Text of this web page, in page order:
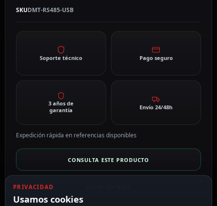
SKUDMT-RS485-USB
Soporte técnico Pago seguro
3 años de
garantía
Envío 24/48h
Expedición rápida en referencias disponibles
CONSULTA ESTE PRODUCTO
PRIVACIDAD
Usamos cookies